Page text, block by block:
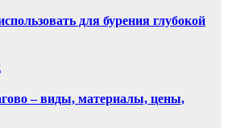
для бурения глубокой
– виды, материалы, цены,